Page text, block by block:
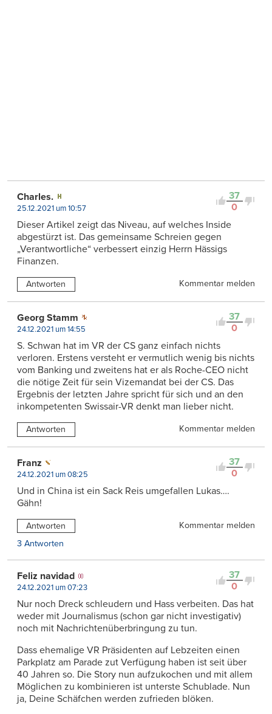
37
0
Charles.
25.12.2021 um 10:57
Dieser Artikel zeigt das Niveau, auf welches Inside
abgestürzt ist. Das gemeinsame Schreien gegen
„Verantwortliche“ verbessert einzig Herrn Hässigs
Finanzen.
Antworten Kommentar melden
37
0
Georg Stamm
24.12.2021 um 14:55
S. Schwan hat im VR der CS ganz einfach nichts
verloren. Erstens versteht er vermutlich wenig bis nichts
vom Banking und zweitens hat er als Roche-CEO nicht
die nötige Zeit für sein Vizemandat bei der CS. Das
Ergebnis der letzten Jahre spricht für sich und an den
inkompetenten Swissair-VR denkt man lieber nicht.
Antworten Kommentar melden
37
0
Franz
24.12.2021 um 08:25
Und in China ist ein Sack Reis umgefallen Lukas….
Gähn!
Antworten
Kommentar melden
3 Antworten
37
0
Feliz navidad
24.12.2021 um 07:23
Nur noch Dreck schleudern und Hass verbeiten. Das hat
weder mit Journalismus (schon gar nicht investigativ)
noch mit Nachrichtenüberbringung zu tun.
Dass ehemalige VR Präsidenten auf Lebzeiten einen
Parkplatz am Parade zut Verfügung haben ist seit über
40 Jahren so. Die Story nun aufzukochen und mit allem
Möglichen zu kombinieren ist unterste Schublade. Nun
ja, Deine Schäfchen werden zufrieden blöken.